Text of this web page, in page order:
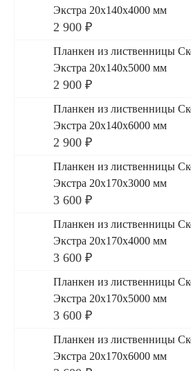
Экстра 20x140x4000 мм
2 900 ₽
Планкен из лиственницы
Экстра 20x140x5000 мм
2 900 ₽
Планкен из лиственницы
Экстра 20x140x6000 мм
2 900 ₽
Планкен из лиственницы
Экстра 20x170x3000 мм
3 600 ₽
Планкен из лиственницы
Экстра 20x170x4000 мм
3 600 ₽
Планкен из лиственницы
Экстра 20x170x5000 мм
3 600 ₽
Планкен из лиственницы
Экстра 20x170x6000 мм